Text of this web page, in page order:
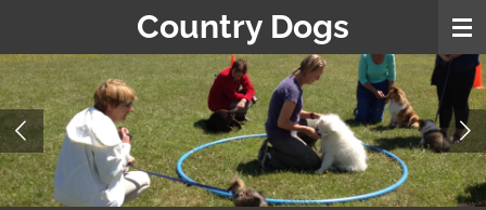
naar
de
hoofdinhoud
Country Dogs